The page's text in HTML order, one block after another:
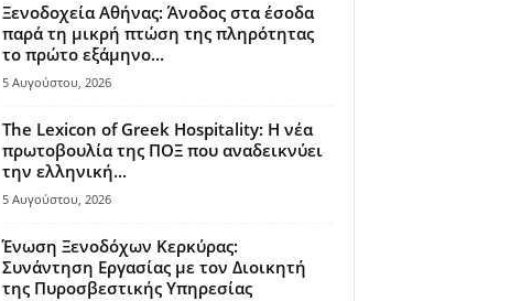
Ξενοδοχεία Αθήνας: Άνοδος στα έσοδα
παρά τη μικρή πτώση της πληρότητας
το πρώτο εξάμηνο...
5 Αυγούστου, 2026
The Lexicon of Greek Hospitality: Η νέα
πρωτοβουλία της ΠΟΞ που αναδεικνύει
την ελληνική...
5 Αυγούστου, 2026
Ένωση Ξενοδόχων Κερκύρας:
Συνάντηση Εργασίας με τον Διοικητή
της Πυροσβεστικής Υπηρεσίας